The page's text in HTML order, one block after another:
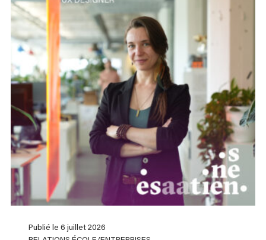
Publié le 6 juillet 2026